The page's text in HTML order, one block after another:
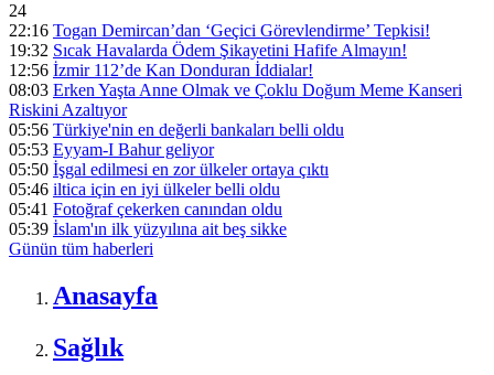
24
22:16 Togan Demircan’dan ‘Geçici Görevlendirme’ Tepkisi!
19:32 Sıcak Havalarda Ödem Şikayetini Hafife Almayın!
12:56 İzmir 112’de Kan Donduran İddialar!
08:03 Erken Yaşta Anne Olmak ve Çoklu Doğum Meme Kanseri
Riskini Azaltıyor
05:56 Türkiye'nin en değerli bankaları belli oldu
05:53 Eyyam-I Bahur geliyor
05:50 İşgal edilmesi en zor ülkeler ortaya çıktı
05:46 iltica için en iyi ülkeler belli oldu
05:41 Fotoğraf çekerken canından oldu
05:39 İslam'ın ilk yüzyılına ait beş sikke
Günün tüm haberleri
Anasayfa
Sağlık